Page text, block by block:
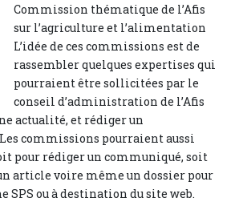
Commission thématique de l’Afis
sur l’agriculture et l’alimentation
L’idée de ces commissions est de
rassembler quelques expertises qui
pourraient être sollicitées par le
conseil d’administration de l’Afis
actualité, et rédiger un
commissions pourraient aussi
pour rédiger un communiqué, soit
article voire même un dossier pour
SPS ou à destination du site web.